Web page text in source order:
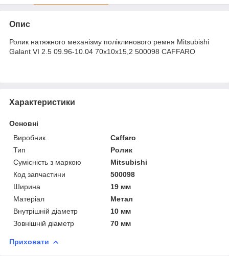
Опис
Ролик натяжного механізму поліклинового ремня Mitsubishi
Galant VI 2.5 09.96-10.04 70x10x15,2 500098 CAFFARO
Характеристики
Основні
Виробник
Caffaro
Тип
Ролик
Сумісність з маркою
Mitsubishi
Код запчастини
500098
Ширина
19 мм
Матеріал
Метал
Внутрішній діаметр
10 мм
Зовнішній діаметр
70 мм
Приховати